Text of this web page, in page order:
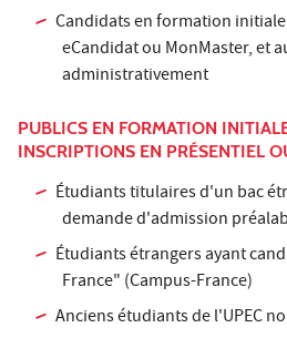
Candidats en formation
eCandidat ou MonMaster, et
administrativement
PUBLICS EN FORMATION
INSCRIPTIONS EN PRÉSENTIEL
Étudiants titulaires d'un bac
demande d'admission
Étudiants étrangers ayant
France" (Campus-France)
Anciens étudiants de l'UPEC